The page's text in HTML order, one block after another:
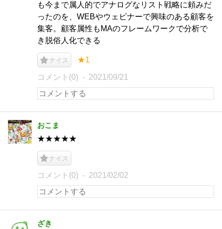
も今まで属人的でアナログなリスト戦略に頼みだ
ったのを、WEBやウェビナーで興味のある顧客を
集客。顧客属性もMAのフレームワークで分析で
き脱俗人化できる
ナイス ★1
コメント(0) 2021/09/21
おこま
★★★★★
ナイス
コメント(0) 2021/02/02
ざき